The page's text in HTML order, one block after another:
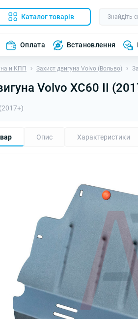
Каталог товарів
Оплата Встановлення
и КПП Захист двигуна Volvo (Вольво)
Volvo XC60 II
Опис Характеристики